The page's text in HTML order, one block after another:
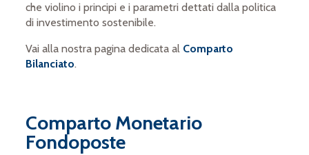
che violino i principi e i parametri dettati dalla politica
di investimento sostenibile.
Vai alla nostra pagina dedicata al Comparto
Bilanciato.
Comparto Monetario
Fondoposte